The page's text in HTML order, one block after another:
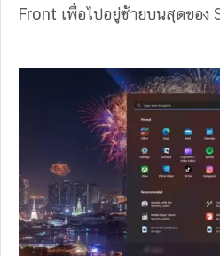
Front เพื่อไปอยู่ซ้ายบนสุดของ